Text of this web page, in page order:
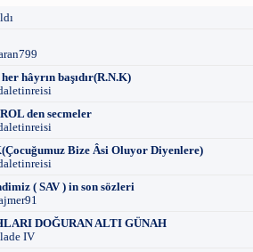
hâyrın başıdır(R.N.K)
den secmeler
Bize Âsi Oluyor Diyenlere)
( SAV ) in son sözleri
DOĞURAN ALTI GÜNAH
IV